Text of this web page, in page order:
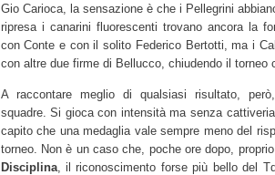
Gio Carioca, la sensazione è che i Pellegrini
ripresa i canarini fluorescenti trovano ancora la
con Conte e con il solito Federico Bertotti, ma i
con altre due firme di Bellucco, chiudendo il torneo
A raccontare meglio di qualsiasi risultato,
squadre. Si gioca con intensità ma senza
capito che una medaglia vale sempre meno del
torneo. Non è un caso che, poche ore dopo,
Disciplina, il riconoscimento forse più bello del